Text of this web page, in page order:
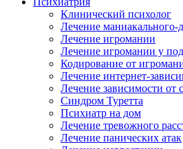
Клинический психолог
Лечение маниакального-
Лечение игромании
Лечение игромании у
Кодирование от
Лечение интернет-
Лечение зависимости от
Синдром Туретта
Психиатр на дом
Лечение тревожного
Лечение панических атак